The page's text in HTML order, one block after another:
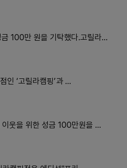
금 100만 원을 기탁했다.고릴라…
인 ‘고릴라캠핑’과 …
이웃을 위한 성금 100만원을 …